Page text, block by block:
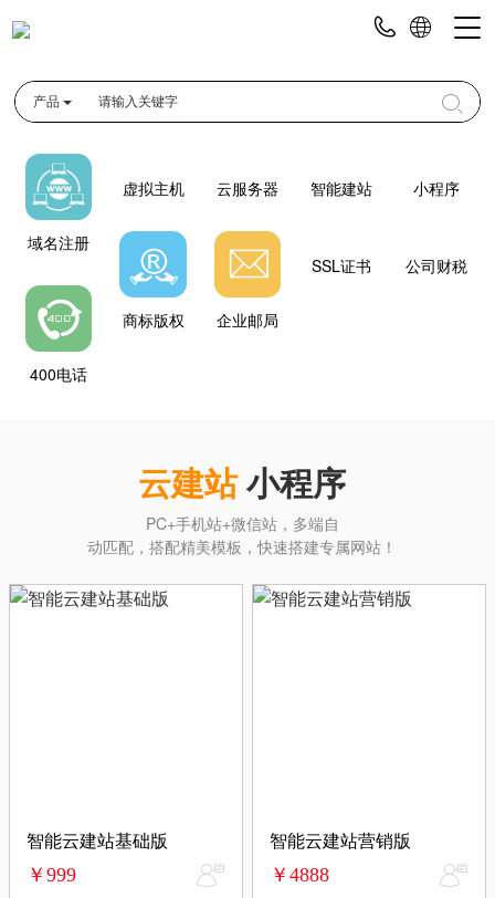
产品
域名注册
400电话
虚拟主机
商标版权
云服务器
企业邮局
智能建站
SSL证书
小程序
公司财税
云建站小程序
PC+手机站+微信站，多端自
动匹配，搭配精美模板，快速搭建专属网站！
智能云建站基础版
￥999
智能云建站营销版
￥4888